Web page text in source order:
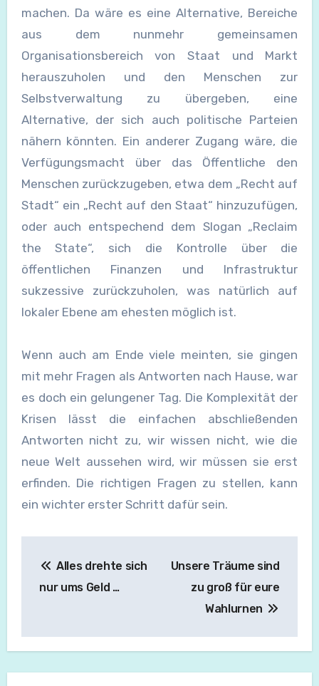
machen. Da wäre es eine Alternative, Bereiche
aus dem nunmehr gemeinsamen
Organisationsbereich von Staat und Markt
herauszuholen und den Menschen zur
Selbstverwaltung zu übergeben, eine
Alternative, der sich auch politische Parteien
nähern könnten. Ein anderer Zugang wäre, die
Verfügungsmacht über das Öffentliche den
Menschen zurückzugeben, etwa dem „Recht auf
Stadt“ ein „Recht auf den Staat“ hinzuzufügen,
oder auch entspechend dem Slogan „Reclaim
the State“, sich die Kontrolle über die
öffentlichen Finanzen und Infrastruktur
sukzessive zurückzuholen, was natürlich auf
lokaler Ebene am ehesten möglich ist.
Wenn auch am Ende viele meinten, sie gingen
mit mehr Fragen als Antworten nach Hause, war
es doch ein gelungener Tag. Die Komplexität der
Krisen lässt die einfachen abschließenden
Antworten nicht zu, wir wissen nicht, wie die
neue Welt aussehen wird, wir müssen sie erst
erfinden. Die richtigen Fragen zu stellen, kann
ein wichter erster Schritt dafür sein.
Alles drehte sich
nur ums Geld …
Unsere Träume sind
zu groß für eure
Wahlurnen